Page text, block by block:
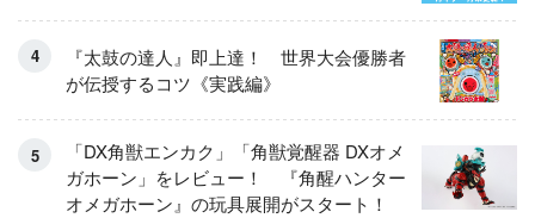
『太鼓の達人』即上達！ 世界大会優勝者
が伝授するコツ《実践編》
「DX角獣エンカク」「角獣覚醒器 DXオメ
ガホーン」をレビュー！ 『角醒ハンター
オメガホーン』の玩具展開がスタート！